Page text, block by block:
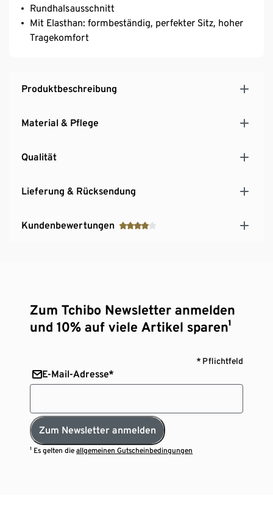
Rundhalsausschnitt
Mit Elasthan: formbeständig, perfekter Sitz, hoher
Tragekomfort
Produktbeschreibung
Material & Pflege
Qualität
Lieferung & Rücksendung
Kundenbewertungen
Zum Tchibo Newsletter anmelden
und 10% auf viele Artikel sparen¹
* Pflichtfeld
E-Mail-Adresse*
Zum Newsletter anmelden
¹ Es gelten dieallgemeinen Gutscheinbedingungen